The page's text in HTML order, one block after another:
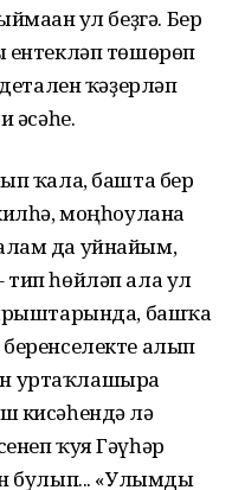
ул беҙгә. Бер
ентекләп төшөрөп
ҡәҙерләп
әсәһе.
ҡала, башта бер
моңһоулана
да уйнайым,
һөйләп ала ул
башҡа
алып
уртаҡлашырға
кисәһендә лә
ҡуя Гәүһәр
булып... «Улымды